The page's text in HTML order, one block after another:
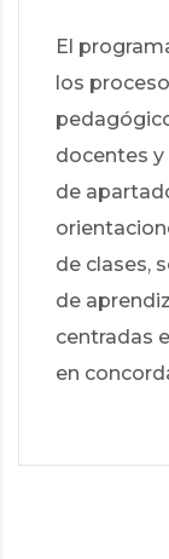
El
los
docentes
de
de clases,
de
centradas
en